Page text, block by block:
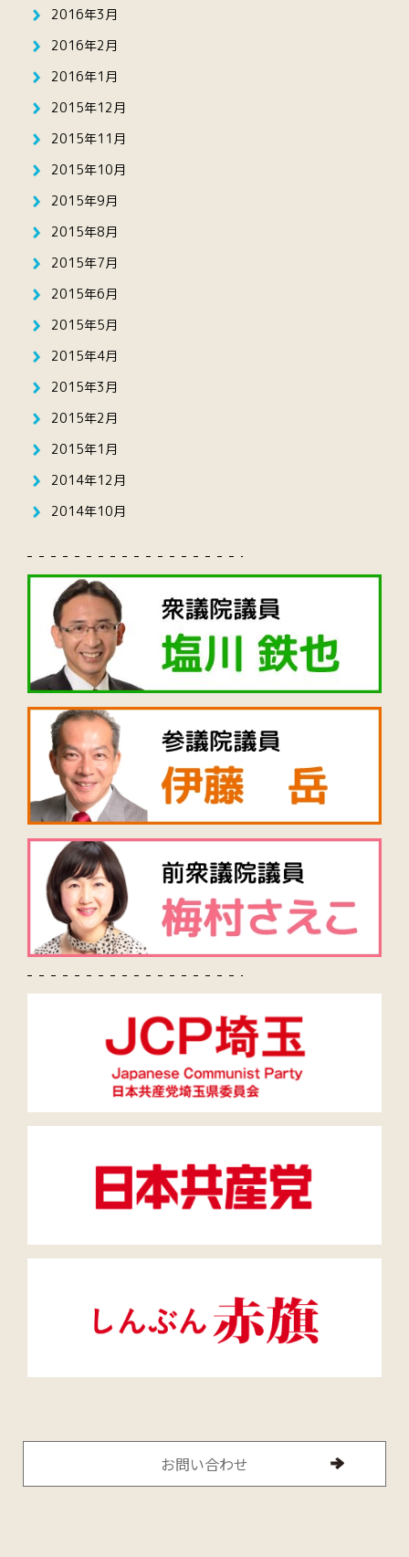
2016年3月
2016年2月
2016年1月
2015年12月
2015年11月
2015年10月
2015年9月
2015年8月
2015年7月
2015年6月
2015年5月
2015年4月
2015年3月
2015年2月
2015年1月
2014年12月
2014年10月
お問い合わせ